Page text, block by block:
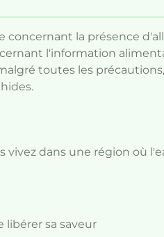
la présence
l'information
toutes les
vivez dans une région où
libérer sa saveur